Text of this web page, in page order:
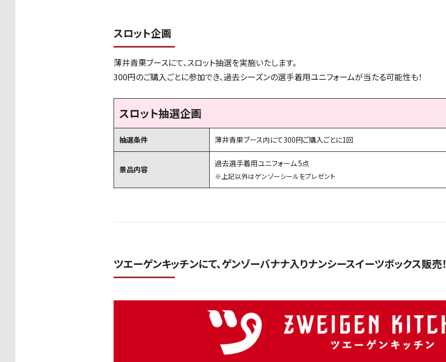
スロット企画
薄井青果ブースにて、スロット抽選を実施いたします。
300円のご購入ごとに参加でき、過去シーズンの選手着用ユニフォームが当たる可能性も！
スロット抽選企画
抽選条件 薄井青果ブース内にて300円ご購入ごとに1回
景品内容
過去選手着用ユニフォーム 5点
※上記以外はゲンゾーシールをプレゼント
ツエーゲンキッチンにて、ゲンゾーバナナ入りナンシースイーツボックス販売！